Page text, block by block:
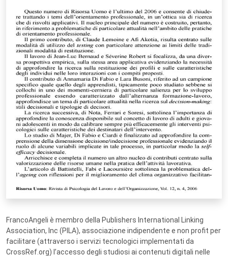
FrancoAngeli è membro della Publishers International Linking
Association, Inc (PILA), associazione indipendente e non profit per
facilitare (attraverso i servizi tecnologici implementati da
CrossRef.org) l’accesso degli studiosi ai contenuti digitali nelle